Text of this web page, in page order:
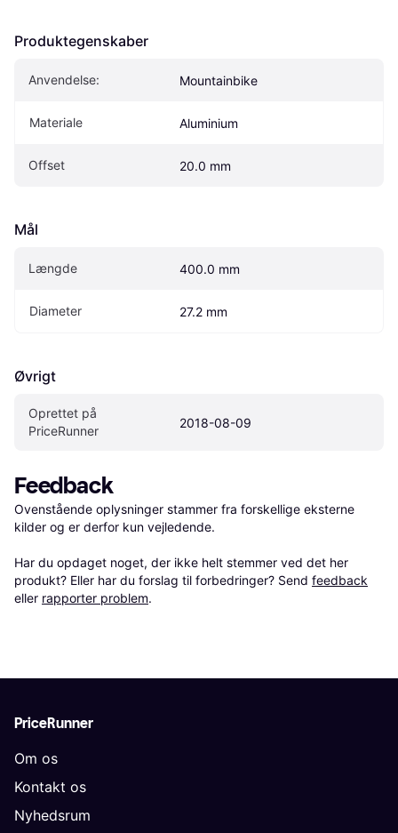
Produktegenskaber
Anvendelse: Mountainbike
Materiale Aluminium
Offset 20.0 mm
Mål
Længde 400.0 mm
Diameter 27.2 mm
Øvrigt
Oprettet på
PriceRunner
2018-08-09
Feedback
Ovenstående oplysninger stammer fra forskellige eksterne
kilder og er derfor kun vejledende.
Har du opdaget noget, der ikke helt stemmer ved det her
produkt? Eller har du forslag til forbedringer? Send feedback
eller rapporter problem.
PriceRunner
Om os
Kontakt os
Nyhedsrum